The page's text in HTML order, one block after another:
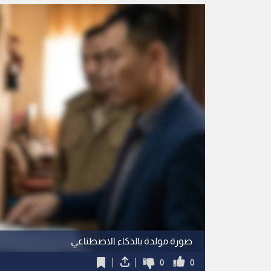
صورة مولدة بالذكاء الاصطناعي
0
0